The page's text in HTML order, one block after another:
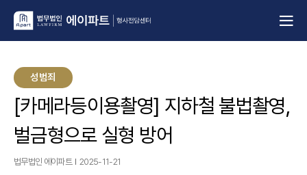
성범죄
[카메라등이용촬영] 지하철 불법촬영,
벌금형으로 실형 방어
법무법인 에이파트 2025-11-21